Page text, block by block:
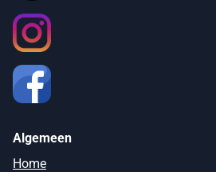
Algemeen
Home